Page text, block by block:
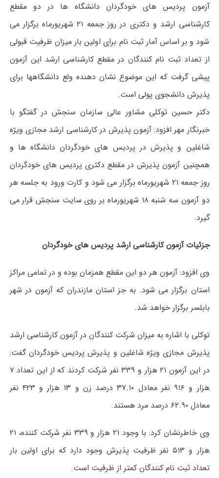
آزمون پردیس های خودگردان دانشگاه ها در دو مقطع
کارشناسی ارشد و دکتری در روز جمعه ۲۱ شهریورماه برگزار می
شود و بر اساس آمار ثبت نام برای اولین بار میزان ظرفیت قبولی
از تعداد ثبت نام کنندگان در مقطع کارشناسی ارشد این آزمون
پیشی گرفت که این موضوع نشان دهنده ولع دانشگاهها برای
پذیرش دانشجوی پولی است.
دکتر حسین توکلی مشاور عالی سازمان سنجش در گفتگو با
خبرنگار مهر افزود: آزمون پذیرش در کارشناسی ارشد مجازی ویژه
شاغلین و پذیرش در پردیس های خودگردان دانشگاه ها و
همچنین آزمون پذیرش در مقطع دکتری پردیس های خودگردان
روز جمعه ۲۱ شهریورماه برگزار می شود و کارت ورود به جلسه هر
دو آزمون سه شنبه ۱۸ شهریورماه بر روی سایت سنجش قرار می
گیرد.
جزئیات آزمون کارشناسی ارشد پردیس های خودگردان
وی افزود: آزمون هر دو این مقطع همزمان بوده و در تمامی مراکز
استان برگزار می شود. به جز استان مازندران که آزمون در شهر
بابلسر برگزار خواهد شد.
توکلی با اشاره به میزان شرکت کنندگان در آزمون کارشناسی ارشد
پذیرش مجازی ویژه شاغلین و پذیرش پردیس خودگردان گفت:
در این آزمون ۲۱ هزار و ۳۳۹ نفر شرکت کردند که از این تعداد ۷
هزار و ۹۱۶ نفر معادل ۳۷.۱۰ درصد زن و ۱۳ هزار و ۴۲۳ نفر
معادل ۶۲.۹۰ درصد مرد هستند.
وی خاطرنشان کرد: با وجود ۲۱ هزار و ۳۳۹ نفر شرکت کننده، ۲۱
هزار و ۵۱۳ نفر ظرفیت پذیرش وجود دارد که برای اولین بار
تعداد ثبت نام کنندگان کمتر از ظرفیت است.